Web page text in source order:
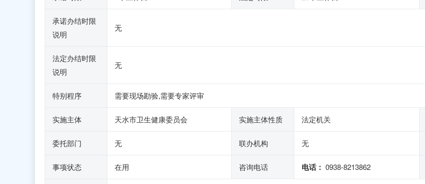
承诺办结时限
说明
无
法定办结时限
说明
无
特别程序 需要现场勘验,需要专家评审
实施主体 天水市卫生健康委员会 实施主体性质 法定机关
委托部门 无 联办机构 无
事项状态 在用 咨询电话 电话： 0938-8213862